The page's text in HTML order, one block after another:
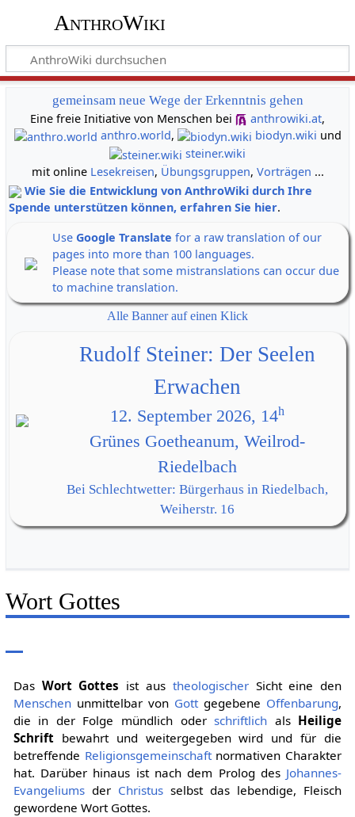
AnthroWiki
gemeinsam neue Wege der Erkenntnis gehen
Eine freie Initiative von Menschen bei
anthrowiki.at,
anthro.world, biodyn.wiki und
steiner.wiki
mit online Lesekreisen, Übungsgruppen, Vorträgen ...
Wie Sie die Entwicklung von AnthroWiki durch Ihre
Spende unterstützen können, erfahren Sie hier.
Use Google Translate for a raw translation of our
pages into more than 100 languages.
Please note that some mistranslations can occur due
to machine translation.
Alle Banner auf einen Klick
Rudolf Steiner: Der Seelen
Erwachen
12. September 2026, 14h
Grünes Goetheanum, Weilrod-
Riedelbach
Bei Schlechtwetter: Bürgerhaus in Riedelbach,
Weiherstr. 16
Wort Gottes
Das Wort Gottes ist aus theologischerSicht eine den
Menschenunmittelbar von Gottgegebene Offenbarung,
die in der Folge mündlich oderschriftlich als Heilige
Schriftbewahrt und weitergegeben wird und für die
betreffende Religionsgemeinschaftnormativen Charakter
hat. Darüber hinaus ist nach dem Prolog des Johannes-
Evangeliumsder Christusselbst das lebendige, Fleisch
gewordene Wort Gottes.